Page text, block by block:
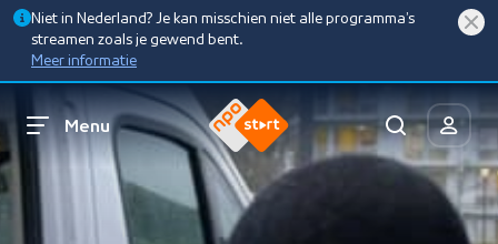
Niet in Nederland? Je kan misschien niet alle programma’s
streamen zoals je gewend bent.
Meer informatie
Menu